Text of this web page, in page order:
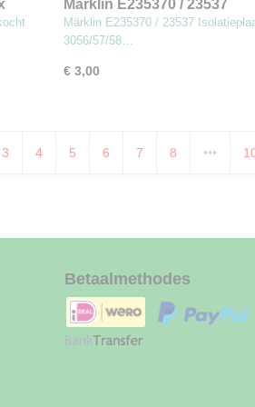
Märklin E235370 / 23537
Isolatieplaatje o.s. 3056/57/
(MBT7)
Märklin E235370 / 23537
3056/57/58…
€ 3,00
3 4 5 6 7 8 •••
Betaalmethodes